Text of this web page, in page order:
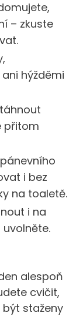
– zkuste
hýžděmi
přitom
i bez
na toaletě.
i na
alespoň
cvičit,
staženy